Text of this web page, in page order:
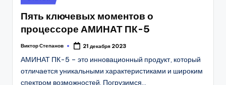
in
Пять ключевых моментов о
процессоре АМИНАТ ПК-5
Posted
Виктор Степанов 21 декабря 2023
АМИНАТ ПК-5 – это инновационный продукт, который
отличается уникальными характеристиками и широким
спектром возможностей. Погрузимся…